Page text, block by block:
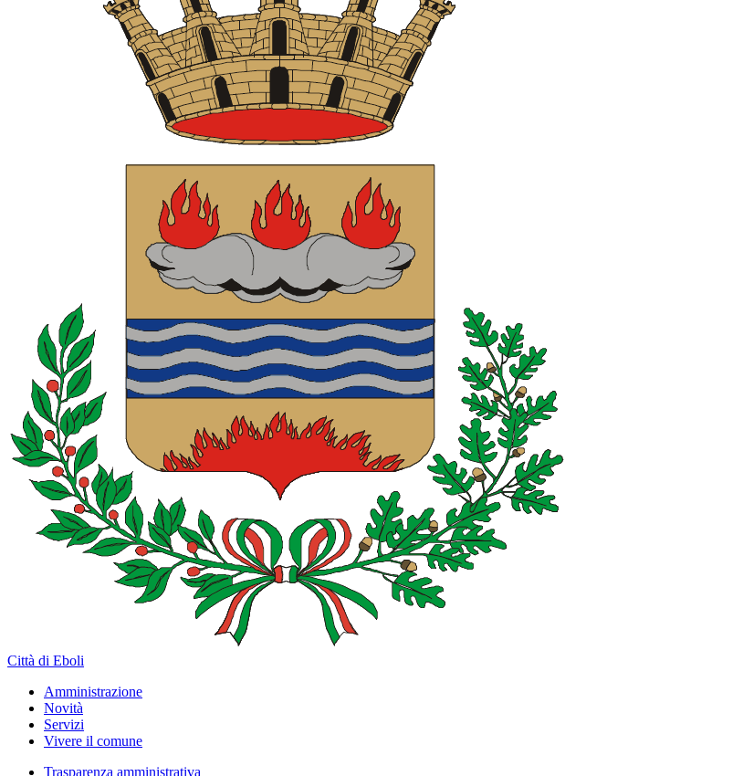
Città di Eboli
Amministrazione
Novità
Servizi
Vivere il comune
Trasparenza amministrativa